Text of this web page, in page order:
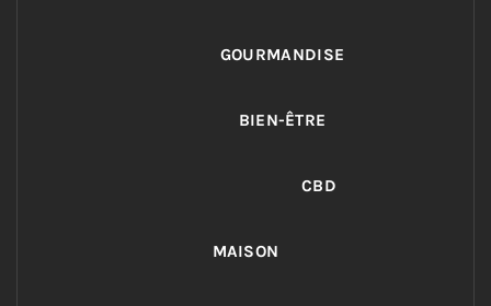
GOURMANDISE
BIEN-ÊTRE
CBD
MAISON